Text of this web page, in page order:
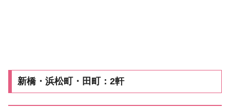
新橋・浜松町・田町：2軒